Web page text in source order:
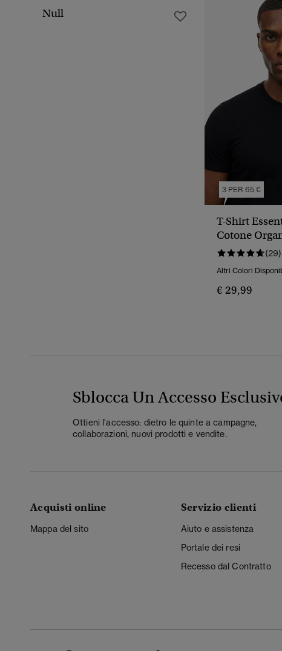
Null
3 PER 65 €
T-Shirt
Cotone
(29)
Altri Colori
€ 29,99
Sblocca Un Accesso
Ottieni l'accesso: dietro le quinte a campagne,
collaborazioni, nuovi prodotti e vendite.
Acquisti online
Mappa del sito
Servizio clienti
Aiuto e assistenza
Portale dei resi
Recesso dal Contratto